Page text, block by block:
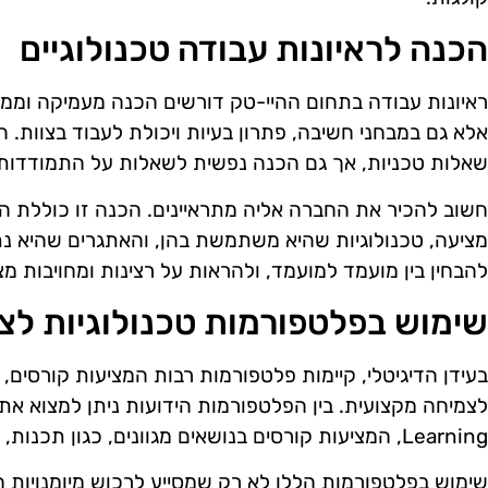
הכנה לראיונות עבודה טכנולוגיים
ראיונות עבודה בתחום ההיי-טק דורשים הכנה מעמיקה
אלא גם במבחני חשיבה, פתרון בעיות ויכולת לעבוד
שאלות טכניות, אך גם הכנה נפשית לשאלות על
חשוב להכיר את החברה אליה מתראיינים. הכנה זו כוללת
מציעה, טכנולוגיות שהיא משתמשת בהן, והאתגרים שהיא
להבחין בין מועמד למועמד, ולהראות על רצינות ומחויבות
שימוש בפלטפורמות טכנולוגיות
בעידן הדיגיטלי, קיימות פלטפורמות רבות המציעות
Learning, המציעות קורסים בנושאים מגוונים, כגון תכנות, ניהול פרויקטים, ועיצוב UX.
שימוש בפלטפורמות הללו לא רק שמסייע לרכוש